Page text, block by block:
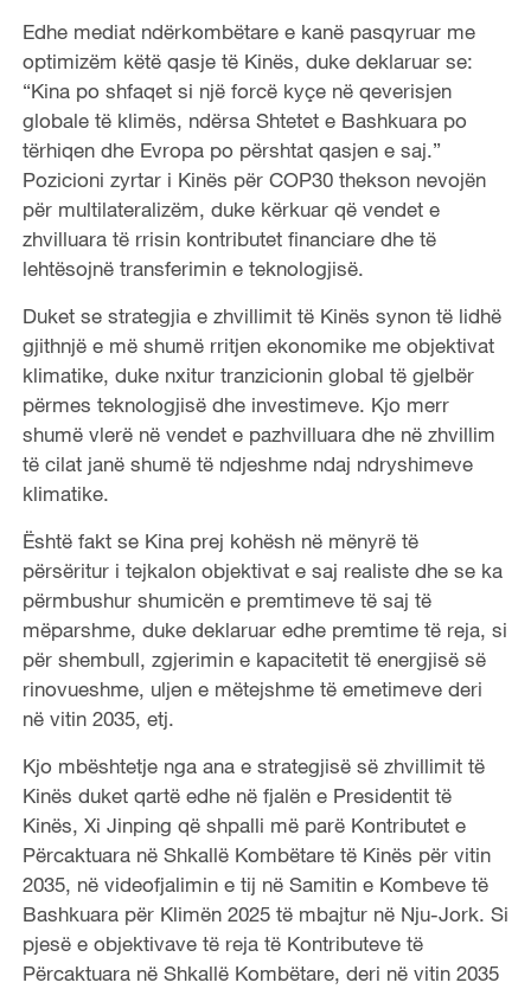
Edhe mediat ndërkombëtare e kanë pasqyruar me
optimizëm këtë qasje të Kinës, duke deklaruar se:
“Kina po shfaqet si një forcë kyçe në qeverisjen
globale të klimës, ndërsa Shtetet e Bashkuara po
tërhiqen dhe Evropa po përshtat qasjen e saj.”
Pozicioni zyrtar i Kinës për COP30 thekson nevojën
për multilateralizëm, duke kërkuar që vendet e
zhvilluara të rrisin kontributet financiare dhe të
lehtësojnë transferimin e teknologjisë.
Duket se strategjia e zhvillimit të Kinës synon të lidhë
gjithnjë e më shumë rritjen ekonomike me objektivat
klimatike, duke nxitur tranzicionin global të gjelbër
përmes teknologjisë dhe investimeve. Kjo merr
shumë vlerë në vendet e pazhvilluara dhe në zhvillim
të cilat janë shumë të ndjeshme ndaj ndryshimeve
klimatike.
Është fakt se Kina prej kohësh në mënyrë të
përsëritur i tejkalon objektivat e saj realiste dhe se ka
përmbushur shumicën e premtimeve të saj të
mëparshme, duke deklaruar edhe premtime të reja, si
për shembull, zgjerimin e kapacitetit të energjisë së
rinovueshme, uljen e mëtejshme të emetimeve deri
në vitin 2035, etj.
Kjo mbështetje nga ana e strategjisë së zhvillimit të
Kinës duket qartë edhe në fjalën e Presidentit të
Kinës, Xi Jinping që shpalli më parë Kontributet e
Përcaktuara në Shkallë Kombëtare të Kinës për vitin
2035, në videofjalimin e tij në Samitin e Kombeve të
Bashkuara për Klimën 2025 të mbajtur në Nju-Jork. Si
pjesë e objektivave të reja të Kontributeve të
Përcaktuara në Shkallë Kombëtare, deri në vitin 2035